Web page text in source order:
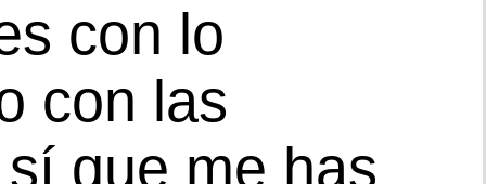
con lo
con las
que me has